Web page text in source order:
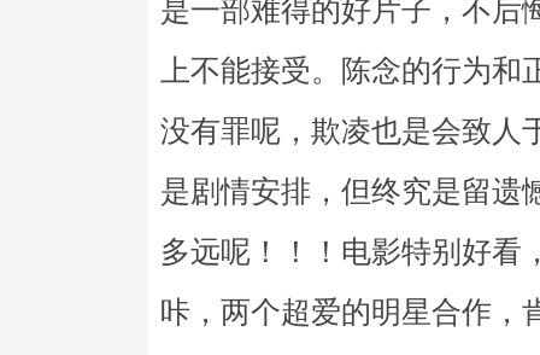
是一部难得的好片子，不后
上不能接受。陈念的行为
没有罪呢，欺凌也是会致人
是剧情安排，但终究是留遗
多远呢！！！电影特别好看
咔，两个超爱的明星合作，